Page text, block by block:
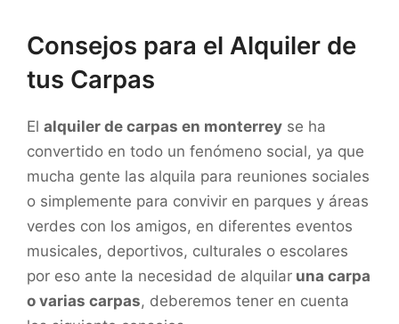
Consejos para el Alquiler de
tus Carpas
El alquiler de carpas en monterrey se ha
convertido en todo un fenómeno social, ya que
mucha gente las alquila para reuniones sociales
o simplemente para convivir en parques y áreas
verdes con los amigos, en diferentes eventos
musicales, deportivos, culturales o escolares
por eso ante la necesidad de alquilar una carpa
o varias carpas, deberemos tener en cuenta